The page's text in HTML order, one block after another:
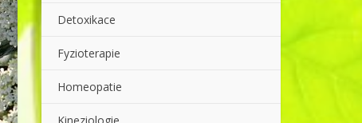
Detoxikace
Fyzioterapie
Homeopatie